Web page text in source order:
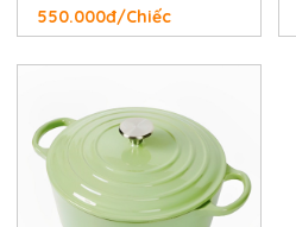
550.000đ/Chiếc